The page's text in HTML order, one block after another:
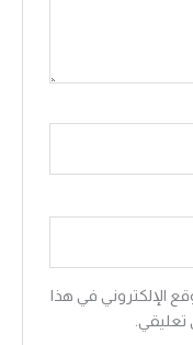
الإلكتروني في هذا
تعليقي.